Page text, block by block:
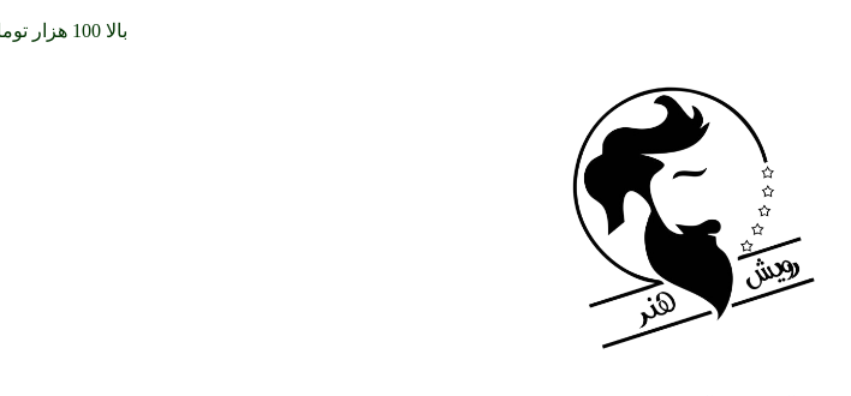
بالا 100 هزار تومان